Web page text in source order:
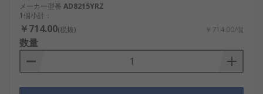
メーカー型番 AD8215YRZ
1個小計：
￥714.00(税抜) ￥714.00/個
数量